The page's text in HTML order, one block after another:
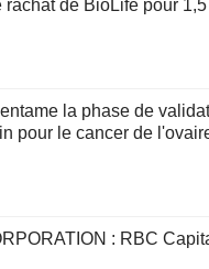
de BioLife pour
la phase de
pour le cancer de
: RBC